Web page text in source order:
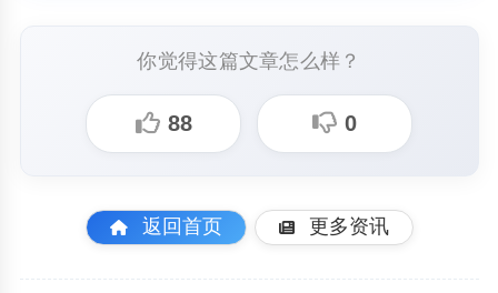
你觉得这篇文章怎么样？
88 0
返回首页 更多资讯